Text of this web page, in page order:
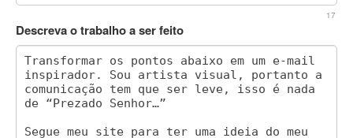
17
Descreva o trabalho a ser feito